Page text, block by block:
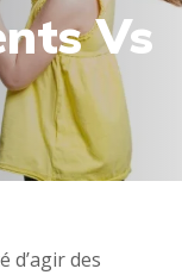
Vs
d’agir des